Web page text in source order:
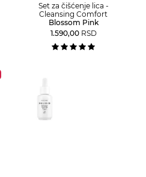
Set za čišćenje lica -
Cleansing Comfort
Blossom Pink
1.590,00 RSD